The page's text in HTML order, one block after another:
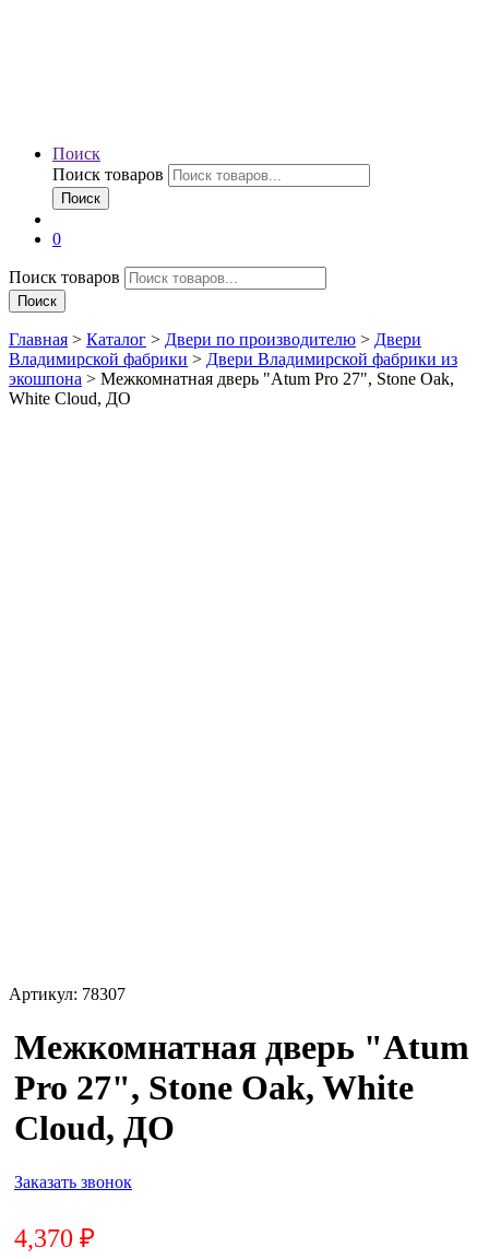
Поиск
Поиск товаров
Поиск
0
Поиск товаров
Поиск
Главная > Каталог > Двери по производителю > Двери
Владимирской фабрики > Двери Владимирской фабрики из
экошпона > Межкомнатная дверь "Atum Pro 27", Stone Oak,
White Cloud, ДО
Артикул: 78307
Межкомнатная дверь "Atum
Pro 27", Stone Oak, White
Cloud, ДО
Заказать звонок
4,370 ₽